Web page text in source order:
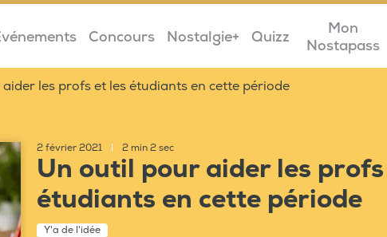
Concours Nostalgie+ Quizz
Mon
Nostapass
les profs et les étudiants en cette période
2 février 2021 2 min 2 sec
Un outil pour aider les
étudiants en cette période
Y'a de l'idée